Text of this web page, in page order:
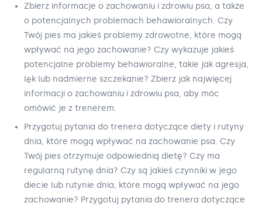
Zbierz informacje o zachowaniu i zdrowiu psa, a także
o potencjalnych problemach behawioralnych. Czy
Twój pies ma jakieś problemy zdrowotne, które mogą
wpływać na jego zachowanie? Czy wykazuje jakieś
potencjalne problemy behawioralne, takie jak agresja,
lęk lub nadmierne szczekanie? Zbierz jak najwięcej
informacji o zachowaniu i zdrowiu psa, aby móc
omówić je z trenerem.
Przygotuj pytania do trenera dotyczące diety i rutyny
dnia, które mogą wpływać na zachowanie psa. Czy
Twój pies otrzymuje odpowiednią dietę? Czy ma
regularną rutynę dnia? Czy są jakieś czynniki w jego
diecie lub rutynie dnia, które mogą wpływać na jego
zachowanie? Przygotuj pytania do trenera dotyczące